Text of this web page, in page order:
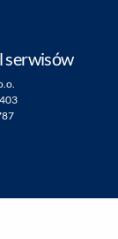
serwisów